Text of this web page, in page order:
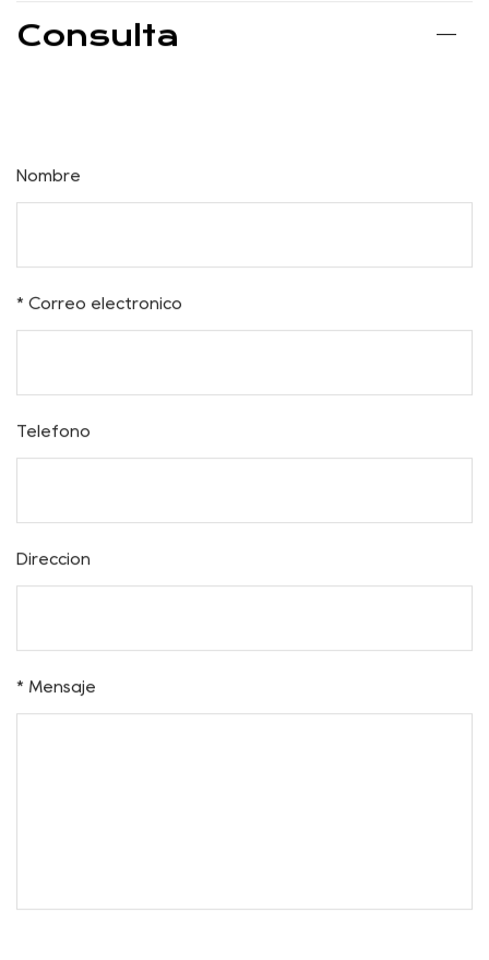
libre de todo tipo. Mejora tu experiencia al aire libre hoy
Consulta
Nombre
* Correo electrónico
Teléfono
* Mensaje